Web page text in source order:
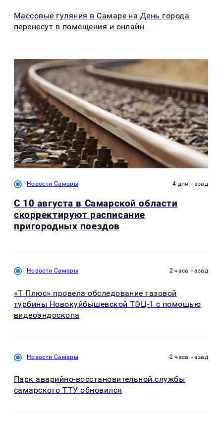
Массовые гуляния в Самаре на День города
перенесут в помещения и онлайн
Новости Самары 4 дня назад
С 10 августа в Самарской области
скорректируют расписание
пригородных поездов
Новости Самары 2 часа назад
«Т Плюс» провела обследование газовой
турбины Новокуйбышевской ТЭЦ-1 с помощью
видеоэндоскопа
Новости Самары 2 часа назад
Парк аварийно-восстановительной службы
самарского ТТУ обновился